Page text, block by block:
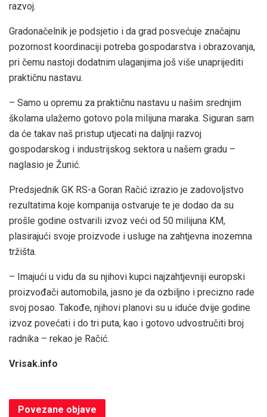
razvoj.
Gradonačelnik je podsjetio i da grad posvećuje značajnu
pozornost koordinaciji potreba gospodarstva i obrazovanja,
pri čemu nastoji dodatnim ulaganjima još više unaprijediti
praktičnu nastavu.
– Samo u opremu za praktičnu nastavu u našim srednjim
školama ulažemo gotovo pola milijuna maraka. Siguran sam
da će takav naš pristup utjecati na daljnji razvoj
gospodarskog i industrijskog sektora u našem gradu –
naglasio je Žunić.
Predsjednik GK RS-a Goran Račić izrazio je zadovoljstvo
rezultatima koje kompanija ostvaruje te je dodao da su
prošle godine ostvarili izvoz veći od 50 milijuna KM,
plasirajući svoje proizvode i usluge na zahtjevna inozemna
tržišta.
– Imajući u vidu da su njihovi kupci najzahtjevniji europski
proizvođači automobila, jasno je da ozbiljno i precizno rade
svoj posao. Takođe, njihovi planovi su u iduće dvije godine
izvoz povećati i do tri puta, kao i gotovo udvostručiti broj
radnika – rekao je Račić.
Vrisak.info
Povezane objave